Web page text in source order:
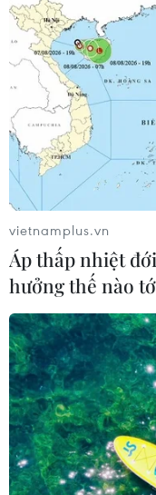
vietnamplus.vn
Áp thấp nhiệt
hưởng thế nào